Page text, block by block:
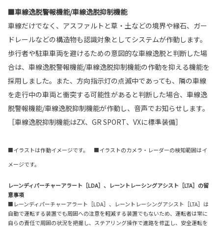
■車線逸脱警報機能/車線逸脱抑制機能
車線だけでなく、アスファルトと草・土などの境界や縁石、ガー
ドレールなどの構造物も認識対象としてシステムが作動します。
歩行者や駐車車両を避けるための意図的な車線逸脱と判断した場
合は、車線逸脱警報機能/車線逸脱抑制機能の作動を抑える機能を
採用しました。また、方向指示灯の点滅中であっても、隣の車線
を走行中の車両と衝突する可能性があると判断した場合、車線逸
脱警報機能/車線逸脱抑制機能が作動し、音声でお知らせします。
［車線逸脱抑制機能はZX、GR SPORT、VXに標準装備］
■イラストは作動イメージです。 ■イラストのカメラ・レーダーの検知範囲はイ
メージです。
レーンディパーチャーアラート［LDA］、レーントレーシングアシスト［LTA］の留
意事項
■レーンディパーチャーアラート［LDA］、レーントレーシングアシスト［LTA］は
自動で運転する装置でも周囲への注意を軽減する装置でもないため、運転者は常に
自らの責任で周囲の状況を把握し、ステアリング操作で進路を修正し、安全運転を